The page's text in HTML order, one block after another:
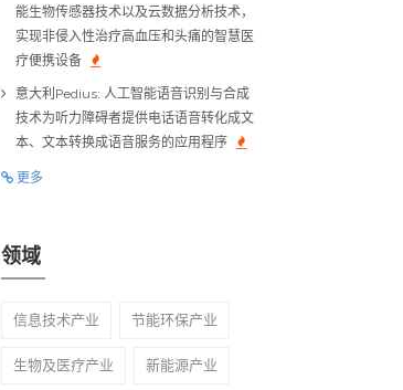
能生物传感器技术以及云数据分析技术，
实现非侵入性治疗高血压和头痛的智慧医
疗便携设备
意大利Pedius: 人工智能语音识别与合成
技术为听力障碍者提供电话语音转化成文
本、文本转换成语音服务的应用程序
更多
领域
信息技术产业 节能环保产业
生物及医疗产业 新能源产业